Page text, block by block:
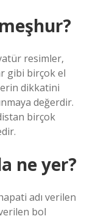
resimler,
gibi birçok el
dikkatini
değerdir.
birçok
ne yer?
adı verilen
bol